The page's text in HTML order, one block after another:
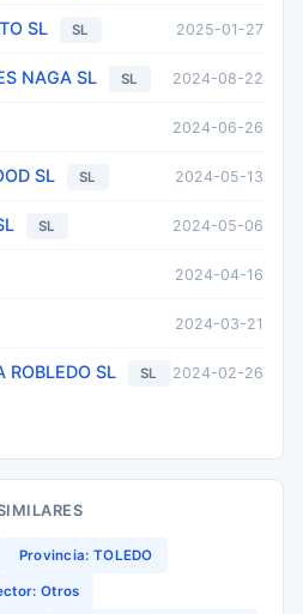
SL SL 2025-01-27
NAGA SL SL 2024-08-22
2024-06-26
SL SL 2024-05-13
SL 2024-05-06
2024-04-16
2024-03-21
ROBLEDO SL SL 2024-02-26
Provincia: TOLEDO
Otros